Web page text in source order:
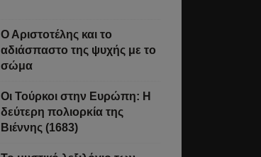
Ο Αριστοτέλης και το
αδιάσπαστο της ψυχής με το
σώμα
Οι Τούρκοι στην Ευρώπη: Η
δεύτερη πολιορκία της
Βιέννης (1683)